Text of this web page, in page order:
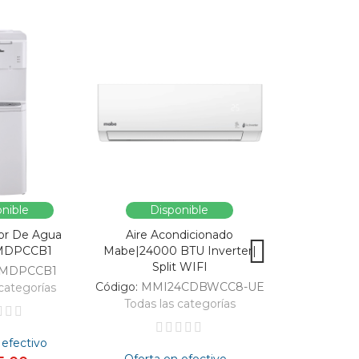
De Agua
Disponible
Aire Acondicionado
Mabe|24000 BTU Inverter|
Split WIFI
Código: MMI24CDBWCC8-UE
Todas las categorías